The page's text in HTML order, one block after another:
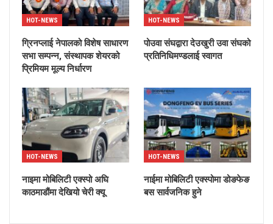
HOT-NEWS
ग्रिनप्लाई नेपालको विशेष साधारण
सभा सम्पन्न, संस्थापक शेयरको
प्रिमियम मूल्य निर्धारण
HOT-NEWS
पोउवा संघद्वारा देउखुरी उवा संघको
प्रतिनिधिमण्डलाई स्वागत
HOT-NEWS
नाइमा मोबिलिटी एक्स्पो अघि
काठमाडौंमा देखियो चेरी क्यू
HOT-NEWS
नाईमा मोबिलिटी एक्स्पोमा डोङफेङ
बस सार्वजनिक हुने